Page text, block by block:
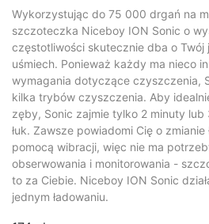
Wykorzystując do 75 000 drgań na
szczoteczka Niceboy ION Sonic o
częstotliwości skutecznie dba o Twój
uśmiech. Ponieważ każdy ma nieco
wymagania dotyczące czyszczenia,
kilka trybów czyszczenia. Aby
zęby, Sonic zajmie tylko 2 minuty lub
łuk. Zawsze powiadomi Cię o zmianie
pomocą wibracji, więc nie ma
obserwowania i monitorowania -
to za Ciebie. Niceboy ION Sonic
jednym ładowaniu.